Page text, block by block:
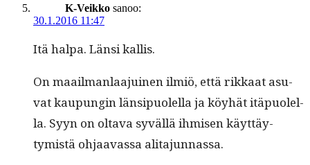
K-Veikko sanoo:
30.1.2016 11:47
Itä hal­pa. Län­si kallis.
On maail­man­laa­juinen ilmiö, että rikkaat asu­
vat kaupun­gin län­sipuolel­la ja köy­hät itäpuolel­
la. Syyn on olta­va syväl­lä ihmisen käyt­täy­
tymistä ohjaavas­sa alitajunnassa.